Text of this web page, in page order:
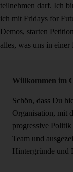
teilnehmen darf. Ich
ich mit Fridays for
Demos, starten
alles, was uns in
Willkommen im
Schön, dass Du
Organisation, mit
progressive
Team und
Hintergründe und